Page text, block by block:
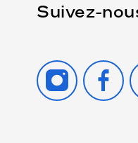
Suivez-
INSTAGRAM